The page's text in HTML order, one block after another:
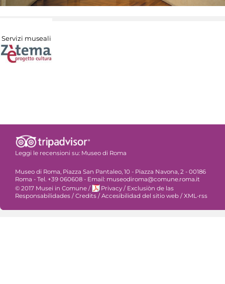
Servizi museali
Leggi le recensioni su: Museo di Roma
Museo di Roma, Piazza San Pantaleo, 10 - Piazza Navona, 2 - 00186
Roma - Tel. +39 060608 - Email: museodiroma@comune.roma.it
© 2017 Musei in Comune / Privacy / Exclusiòn de las
Responsabilidades / Credits / Accesibilidad del sitio web / XML-rss